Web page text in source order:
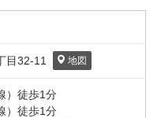
目32-11 地図
） 徒歩1分
） 徒歩1分